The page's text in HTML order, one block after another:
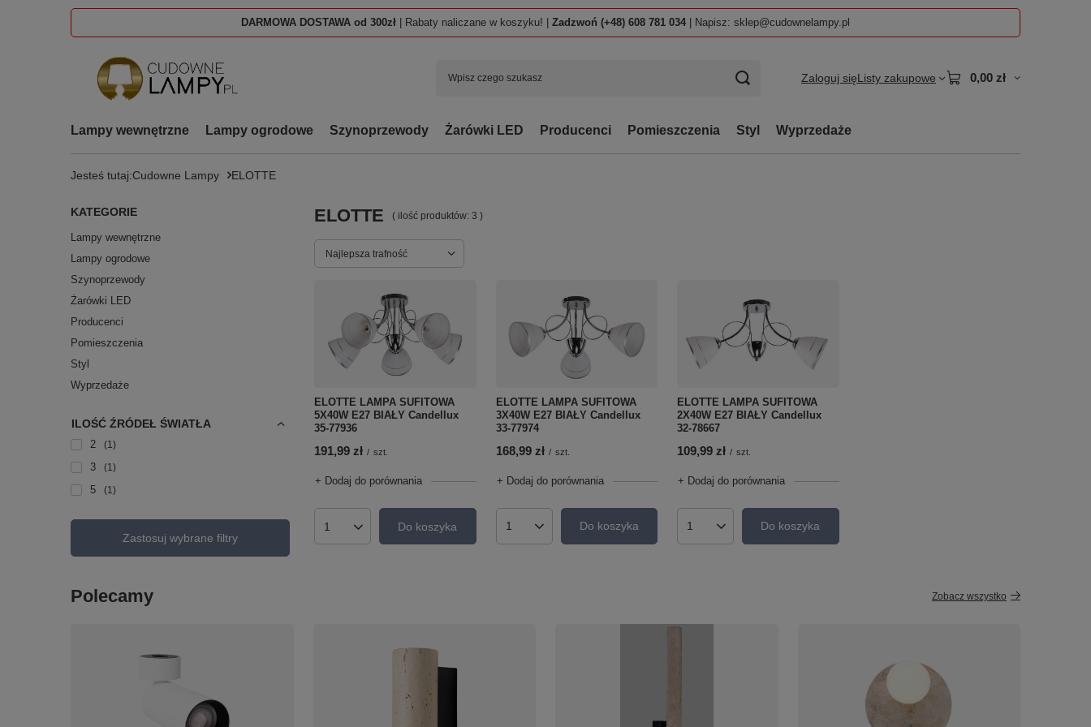
DARMOWA DOSTAWA od 300zł | Rabaty naliczane w koszyku! | Zadzwoń (+48) 608 781 034 | Napisz: sklep@cudownelampy.pl
Zaloguj sięListy zakupowe 0,00 zł
Lampy wewnętrzne Lampy ogrodowe Szynoprzewody Żarówki LED Producenci Pomieszczenia Styl Wyprzedaże
Jesteś tutaj:Cudowne Lampy ELOTTE
KATEGORIE
Lampy wewnętrzne
Lampy ogrodowe
Szynoprzewody
Żarówki LED
Producenci
Pomieszczenia
Styl
Wyprzedaże
ILOŚĆ ŹRÓDEŁ ŚWIATŁA
2 1
3 1
5 1
Zastosuj wybrane filtry
ELOTTE ( ilość produktów: 3 )
Zmień sortowanie
Najlepsza trafność
ELOTTE LAMPA SUFITOWA
5X40W E27 BIAŁY Candellux
35-77936
191,99 zł / szt.
+ Dodaj do porównania
Ilość produktówDo koszyka
ELOTTE LAMPA SUFITOWA
3X40W E27 BIAŁY Candellux
33-77974
168,99 zł / szt.
+ Dodaj do porównania
Ilość produktówDo koszyka
ELOTTE LAMPA SUFITOWA
2X40W E27 BIAŁY Candellux
32-78667
109,99 zł / szt.
+ Dodaj do porównania
Ilość produktówDo koszyka
Polecamy Zobacz wszystko